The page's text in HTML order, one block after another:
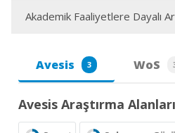
Akademik Faaliyetlere Dayalı
Avesis 3 WoS
Avesis Araştırma Alanları